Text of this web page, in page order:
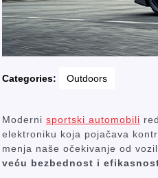
Categories: Outdoors
Moderni sportski automobili
elektroniku koja pojačava
menja naše očekivanje od
veću bezbednost i